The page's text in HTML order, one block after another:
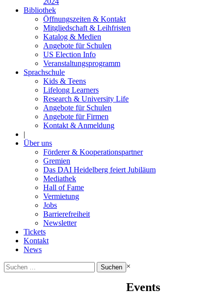
Bibliothek
Öffnungszeiten & Kontakt
Mitgliedschaft & Leihfristen
Katalog & Medien
Angebote für Schulen
US Election Info
Veranstaltungsprogramm
Sprachschule
Kids & Teens
Lifelong Learners
Research & University Life
Angebote für Schulen
Angebote für Firmen
Kontakt & Anmeldung
|
Über uns
Förderer & Kooperationspartner
Gremien
Das DAI Heidelberg feiert Jubiläum
Mediathek
Hall of Fame
Vermietung
Jobs
Barrierefreiheit
Newsletter
Tickets
Kontakt
News
Suchen
nach:
×
Events